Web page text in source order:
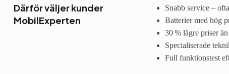
Därför väljer kunder
MobilExperten
Snabb service –
Batterier med hög
30 % lägre priser
Specialiserade
Full funktionstest